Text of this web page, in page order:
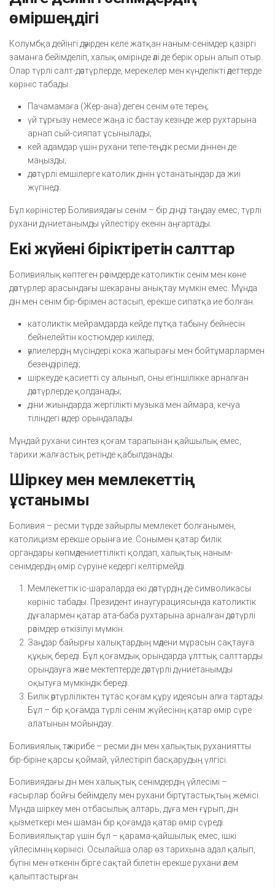
өміршеңдігі
Колумбқа дейінгі дәуірден келе жатқан наным-сенімдер қазіргі
заманға бейімделіп, халық өмірінде әлі де берік орын алып отыр.
Олар түрлі салт-дәстүрлерде, мерекелер мен күнделікті әдеттерде
көрініс табады.
Пачамамаға (Жер-ана) деген сенім өте терең;
үй тұрғызу немесе жаңа іс бастау кезінде жер рухтарына
арнап сый-сияпат ұсынылады;
кей адамдар үшін рухани тепе-теңдік ресми діннен де
маңызды;
дәстүрлі емшілерге католик дінін ұстанатындар да жиі
жүгінеді.
Бұл көріністер Боливиядағы сенім – бір дінді таңдау емес, түрлі
рухани дүниетанымды үйлестіру екенін аңғартады.
Екі жүйені біріктіретін салттар
Боливиялық көптеген рәсімдерде католиктік сенім мен көне
дәстүрлер арасындағы шекараны анықтау мүмкін емес. Мұнда
дін мен сенім бір-бірімен астасып, ерекше сипатқа ие болған.
католиктік мейрамдарда кейде пұтқа табыну бейнесін
бейнелейтін костюмдер киіледі;
әулиелердің мүсіндері кока жапырағы мен бойтұмарлармен
безендіріледі;
шіркеуде қасиетті су алынып, оны егіншілікке арналған
дәстүрлерде қолданады;
діни жиындарда жергілікті музыка мен аймара, кечуа
тіліндегі әндер орындалады.
Мұндай рухани синтез қоғам тарапынан қайшылық емес,
тарихи жалғастық ретінде қабылданады.
Шіркеу мен мемлекеттің
ұстанымы
Боливия – ресми түрде зайырлы мемлекет болғанымен,
католицизм ерекше орынға ие. Сонымен қатар билік
органдары көпмәдениеттілікті қолдап, халықтық наным-
сенімдердің өмір сүруіне кедергі келтірмейді.
Мемлекеттік іс-шараларда екі дәстүрдің де символикасы
көрініс табады. Президент инаугурациясында католиктік
дұғалармен қатар ата-баба рухтарына арналған дәстүрлі
рәсімдер өткізілуі мүмкін.
Заңдар байырғы халықтардың мәдени мұрасын сақтауға
құқық береді. Бұл қоғамдық орындарда ұлттық салттарды
орындауға және мектептерде дәстүрлі дүниетанымды
оқытуға мүмкіндік береді.
Билік әртүрліліктен тұтас қоғам құру идеясын алға тартады.
Бұл – бір қоғамда түрлі сенім жүйесінің қатар өмір сүре
алатынын мойындау.
Боливиялық тәжірибе – ресми дін мен халықтық руханиятты
бір-біріне қарсы қоймай, үйлестіріп басқарудың үлгісі.
Боливиядағы дін мен халықтық сенімдердің үйлесімі –
ғасырлар бойғы бейімделу мен рухани біртұтастықтың жемісі.
Мұнда шіркеу мен отбасылық алтарь, дұға мен ғұрып, дін
қызметкері мен шаман бір қоғамда қатар өмір сүреді.
Боливиялықтар үшін бұл – қарама-қайшылық емес, ішкі
үйлесімнің көрінісі. Осылайша олар өз тарихына адал қалып,
бүгіні мен өткенін бірге сақтай білетін ерекше рухани әлем
қалыптастырған.